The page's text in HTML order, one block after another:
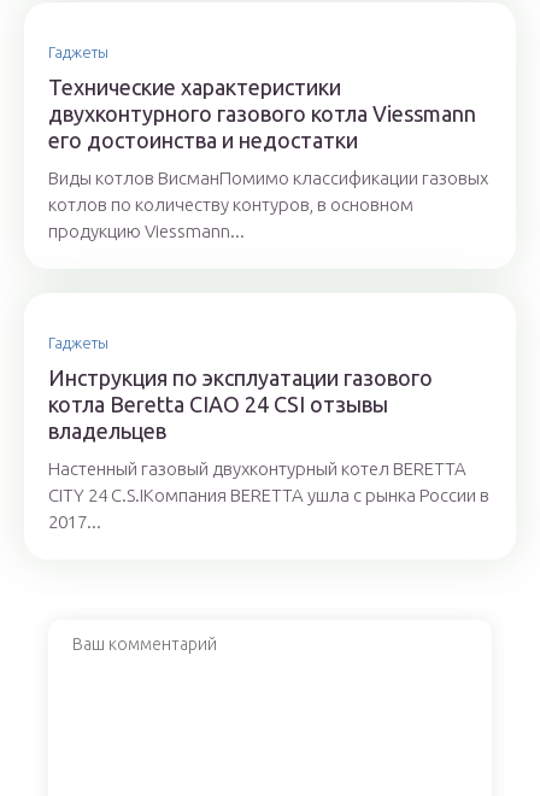
Гаджеты
Технические характеристики
двухконтурного газового котла Viessmann
его достоинства и недостатки
Виды котлов ВисманПомимо классификации газовых
котлов по количеству контуров, в основном
продукцию Viessmann...
Гаджеты
Инструкция по эксплуатации газового
котла Beretta CIAO 24 CSI отзывы
владельцев
Настенный газовый двухконтурный котел BERETTA
CITY 24 C.S.IКомпания BERETTA ушла с рынка России в
2017...